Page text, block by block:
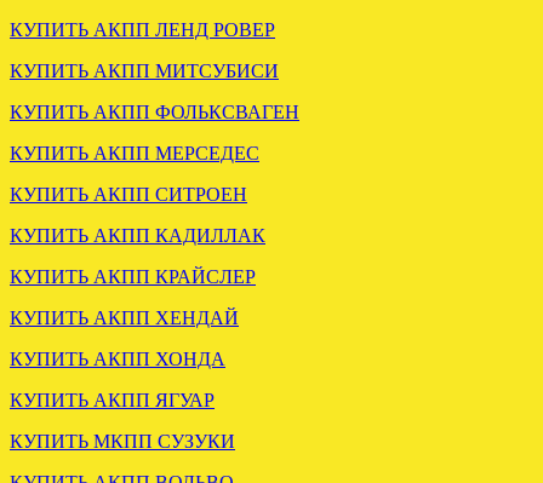
КОНТРАКТНАЯ АКПП
HTN
.
Установлена акпп КИА
КУПИТЬ АКПП ЛЕНД РОВЕР
КУПИТЬ АКПП МИТСУБИСИ
КУПИТЬ АКПП ФОЛЬКСВАГЕН
КУПИТЬ АКПП МЕРСЕДЕС
КУПИТЬ АКПП СИТРОЕН
КУПИТЬ АКПП КАДИЛЛАК
КУПИТЬ АКПП КРАЙСЛЕР
КУПИТЬ АКПП ХЕНДАЙ
КУПИТЬ АКПП ХОНДА
КУПИТЬ АКПП ЯГУАР
КУПИТЬ МКПП СУЗУКИ